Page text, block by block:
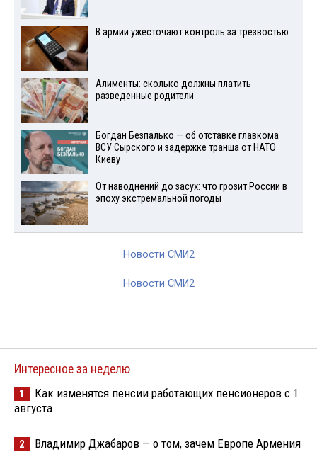
В армии ужесточают контроль за трезвостью
Алименты: сколько должны платить
разведенные родители
Богдан Безпалько — об отставке главкома
ВСУ Сырского и задержке транша от НАТО
Киеву
От наводнений до засух: что грозит России в
эпоху экстремальной погоды
Новости СМИ2
Новости СМИ2
Интересное за неделю
1
Как изменятся пенсии работающих пенсионеров с 1
августа
2 Владимир Джабаров — о том, зачем Европе Армения